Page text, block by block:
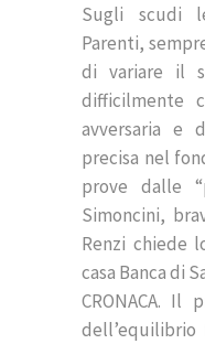
Sugli scudi
Parenti,
di variare il
difficilmente
avversaria e
precisa nel
prove dalle
Simoncini,
Renzi chiede
casa Banca di
CRONACA.